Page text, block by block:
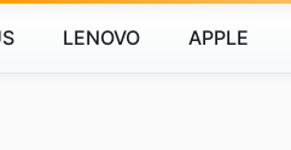
LENOVO APPLE